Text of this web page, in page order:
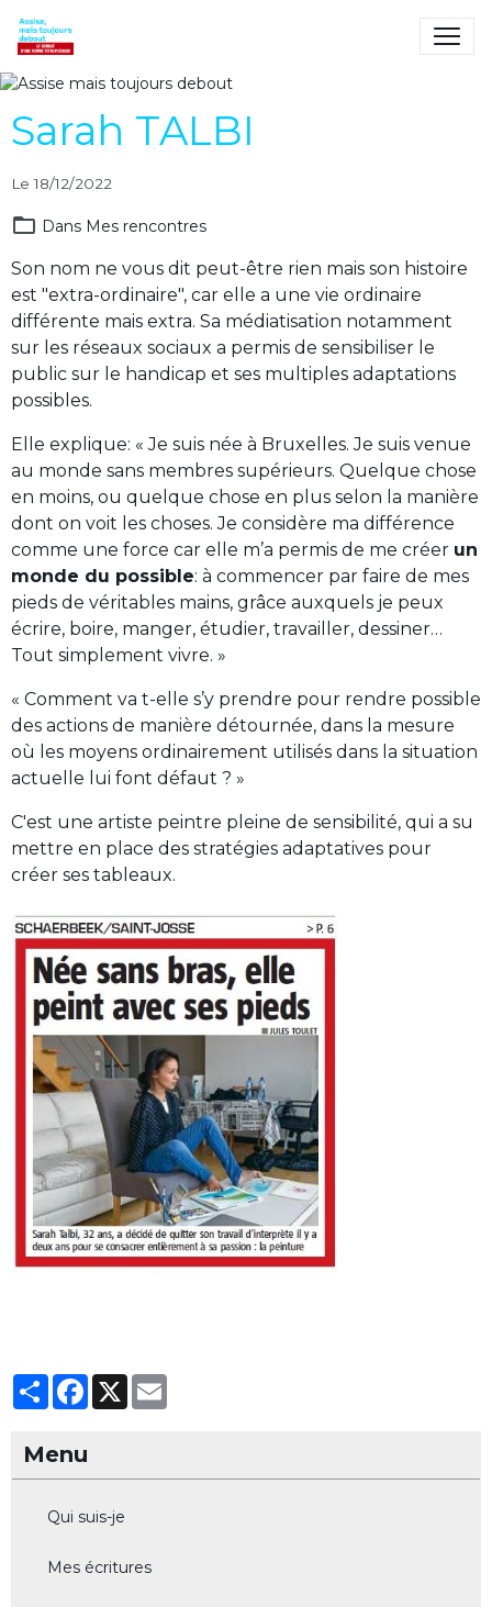
tétraplégique
Sarah TALBI
Le 18/12/2022
Dans Mes rencontres
Son nom ne vous dit peut-être rien mais son histoire
est "extra-ordinaire", car elle a une vie ordinaire
différente mais extra. Sa médiatisation notamment
sur les réseaux sociaux a permis de sensibiliser le
public sur le handicap et ses multiples adaptations
possibles.
Elle explique: « Je suis née à Bruxelles. Je suis venue
au monde sans membres supérieurs. Quelque chose
en moins, ou quelque chose en plus selon la manière
dont on voit les choses. Je considère ma différence
comme une force car elle m’a permis de me créer un
monde du possible: à commencer par faire de mes
pieds de véritables mains, grâce auxquels je peux
écrire, boire, manger, étudier, travailler, dessiner…
Tout simplement vivre. »
« Comment va t-elle s’y prendre pour rendre possible
des actions de manière détournée, dans la mesure
où les moyens ordinairement utilisés dans la situation
actuelle lui font défaut ? »
C'est une artiste peintre pleine de sensibilité, qui a su
mettre en place des stratégies adaptatives pour
créer ses tableaux.
PartagerFacebook
X
Menu
Qui suis-je
Mes écritures